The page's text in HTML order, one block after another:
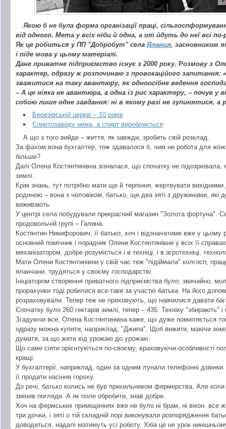
Якою б не була форма організації праці,
від одного. Мета у всіх ніби й одна, а от йдуть до неї всі по-
Як це робиться у ПП "Добробут" села Яланця, засновником
і піде мова у цьому матеріалі.
Дане приватне підприємство існує з 2000 року. Розмову з
характер, одразу ж розпочинаю з провокаційого
зважитися на таку авантюру, як одноосібне ведення
– А це ніяка не авантюра, а одна із рис характеру, – почув у
собою лише одне завдання: ні в якому разі не зупинятися, а
Березівській церкві – 10 років
Спиртозаводу нема, а спирт виробляється
А що з того вийде – життя, як завжди, зробить свій розклад.
За фахом вона бухгалтер, тож здавалося б, чим не робота для
більше?
Далі Олена Костянтинівна зізналася, що спочатку не
землі.
Крім знань, тут потрібно мати ще й терпіння, жертвувати
родиною – вона з чоловіком, батько, ще два зяті з дружинами, які
виживають.
У центрі села побудували прекрасний магазин "Золота фортуна".
продовольчій групі – Галина.
Костянтин Никифорович, її батько, хоч і відзначатиме вже у цьому
основний помічник і порадник Олени Костянтинівни у всіх її
механізатором, добре розуміється і в техніці, і в агротехніці,
Мати Олени Костянтинівни у свій час теж "підіймала" колгосп,
яланчани, трудяться у своєму господарстві.
Ініціатором створення приватного підприємства було, звичайно,
прорахунки тоді робилися все-таки за участю батька. На його
розраховували. Тепер теж не приховують, що навчилися давати
Спочатку було 260 гектарів землі, тепер – 435. Техніку "збирають" і
Згадуючи все, Олена Костянтинівна каже, що дуже помиляється
одразу можна купити, наприклад, "Джипа". Щоб вижити, маючи
думати, за що жити від урожаю до урожаю.
Що саме сіяти орієнтуються по-своєму, враховуючи особливості
кращі.
У бухгалтерії, наприклад, один за одним лунали телефонні
її продати насіння гороху.
До речі, батько колись не був прихильником фермерства. Але
змінив погляди. А як поле обробити, знав добре.
Хоч на фермських приміщеннях вже не було ні брам, ні вікон, все ж
три дочки, і зяті о тій складній порі виконували розпорядження
доводиться, надалі матимуть усі роботу. Хіба це не урок